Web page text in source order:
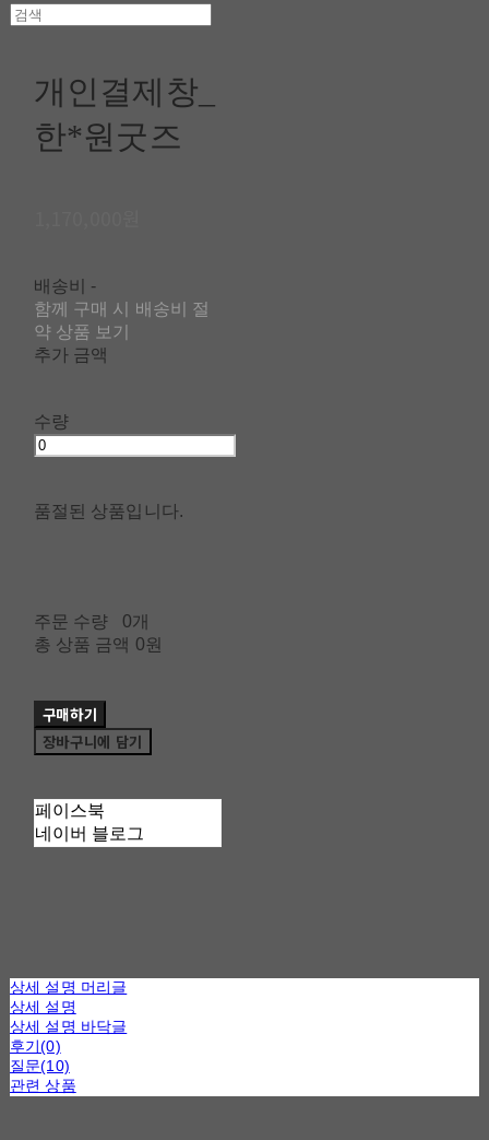
개인결제창_
한*원굿즈
배송비 -
함께 구매 시 배송비 절
약 상품 보기
추가 금액
수량
품절된 상품입니다.
주문 수량
0개
총 상품 금액 0원
구매하기
장바구니에 담기
페이스북
네이버 블로그
상세 설명 머리글
상세 설명
상세 설명 바닥글
후기(0)
질문(10)
관련 상품